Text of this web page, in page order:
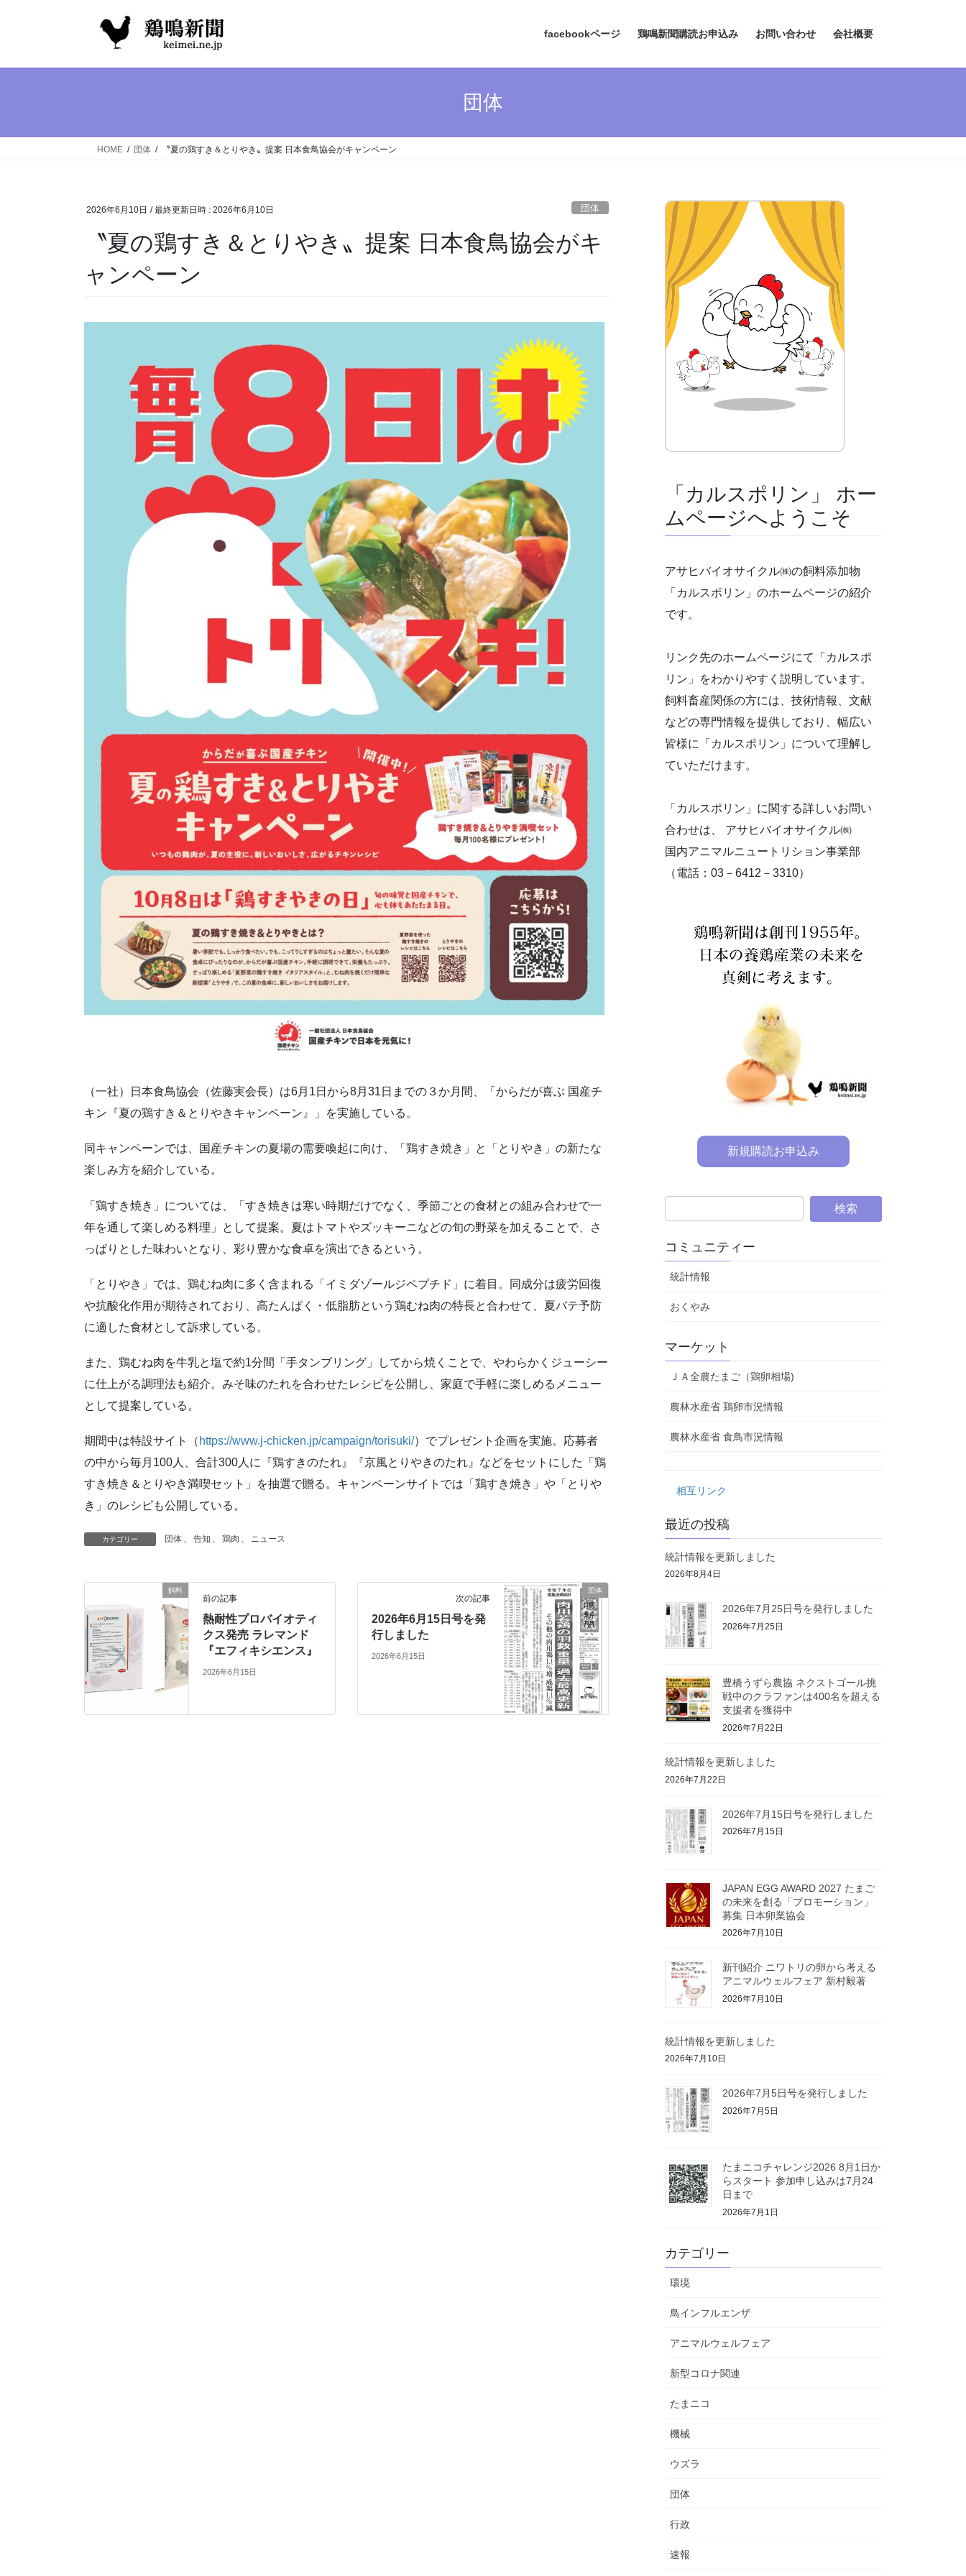
facebookページ 鶏鳴新聞購読お申込み お問い合わせ 会社概要
団体
HOME 団体 〝夏の鶏すき＆とりやき〟提案 日本食鳥協会がキャンペーン
2026年6月10日 / 最終更新日時 : 2026年6月10日 団体
〝夏の鶏すき＆とりやき〟提案 日本食鳥協会がキ
ャンペーン
（一社）日本食鳥協会（佐藤実会長）は6月1日から8月31日までの３か月間、「からだが喜ぶ 国産チ
キン『夏の鶏すき＆とりやきキャンペーン』」を実施している。
同キャンペーンでは、国産チキンの夏場の需要喚起に向け、「鶏すき焼き」と「とりやき」の新たな
楽しみ方を紹介している。
「鶏すき焼き」については、「すき焼きは寒い時期だけでなく、季節ごとの食材との組み合わせで一
年を通して楽しめる料理」として提案。夏はトマトやズッキーニなどの旬の野菜を加えることで、さ
っぱりとした味わいとなり、彩り豊かな食卓を演出できるという。
「とりやき」では、鶏むね肉に多く含まれる「イミダゾールジペプチド」に着目。同成分は疲労回復
や抗酸化作用が期待されており、高たんぱく・低脂肪という鶏むね肉の特長と合わせて、夏バテ予防
に適した食材として訴求している。
また、鶏むね肉を牛乳と塩で約1分間「手タンブリング」してから焼くことで、やわらかくジューシー
に仕上がる調理法も紹介。みそ味のたれを合わせたレシピを公開し、家庭で手軽に楽しめるメニュー
として提案している。
期間中は特設サイト（ https://www.j-chicken.jp/campaign/torisuki/）でプレゼント企画を実施。応募者
の中から毎月100人、合計300人に『鶏すきのたれ』『京風とりやきのたれ』などをセットにした「鶏
すき焼き＆とりやき満喫セット」を抽選で贈る。キャンペーンサイトでは「鶏すき焼き」や「とりや
き」のレシピも公開している。
カテゴリー 団体 、 告知 、 鶏肉 、 ニュース
飼料
前の記事
熱耐性プロバイオティ
クス発売 ラレマンド
『エフィキシエンス』
2026年6月15日
団体
次の記事
2026年6月15日号を発
行しました
2026年6月15日
「カルスポリン」 ホー
ムページへようこそ
アサヒバイオサイクル㈱の飼料添加物
「カルスポリン」のホームページの紹介
です。
リンク先のホームページにて「カルスポ
リン」をわかりやすく説明しています。
飼料畜産関係の方には、技術情報、文献
などの専門情報を提供しており、幅広い
皆様に「カルスポリン」について理解し
ていただけます。
「カルスポリン」に関する詳しいお問い
合わせは、 アサヒバイオサイクル㈱
国内アニマルニュートリション事業部
（電話：03－6412－3310）
新規購読お申込み
コミュニティー
統計情報
おくやみ
マーケット
ＪＡ全農たまご（鶏卵相場)
農林水産省 鶏卵市況情報
農林水産省 食鳥市況情報
相互リンク
最近の投稿
統計情報を更新しました
2026年8月4日
2026年7月25日号を発行しました
2026年7月25日
豊橋うずら農協 ネクストゴール挑
戦中のクラファンは400名を超える
支援者を獲得中
2026年7月22日
統計情報を更新しました
2026年7月22日
2026年7月15日号を発行しました
2026年7月15日
JAPAN EGG AWARD 2027 たまご
の未来を創る「プロモーション」
募集 日本卵業協会
2026年7月10日
新刊紹介 ニワトリの卵から考える
アニマルウェルフェア 新村毅著
2026年7月10日
統計情報を更新しました
2026年7月10日
2026年7月5日号を発行しました
2026年7月5日
たまニコチャレンジ2026 8月1日か
らスタート 参加申し込みは7月24
日まで
2026年7月1日
カテゴリー
環境
鳥インフルエンザ
アニマルウェルフェア
新型コロナ関連
たまニコ
機械
ウズラ
団体
行政
速報